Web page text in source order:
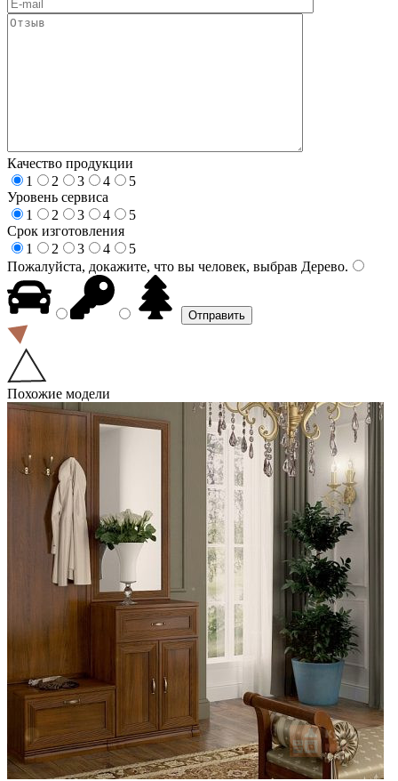
Качество продукции
1
2 3 4
5
Уровень сервиса
1
2 3 4
5
Срок изготовления
1
2 3 4
5
Пожалуйста, докажите, что вы человек, выбрав Дерево.
Похожие модели